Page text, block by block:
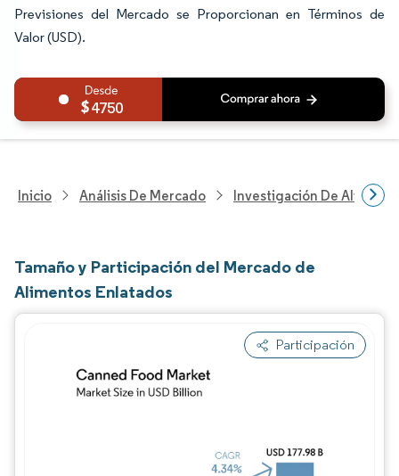
Previsiones del Mercado se Proporcionan en Términos de
Valor (USD).
4750
Inicio Análisis De Mercado Investigación De
Tamaño y Participación del Mercado de
Alimentos Enlatados
Participación